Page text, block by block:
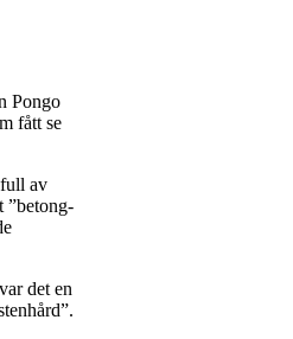
Pongo
fått se
av
”betong-
det en